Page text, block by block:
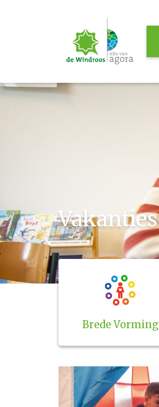
Vakanties
Brede Vorming